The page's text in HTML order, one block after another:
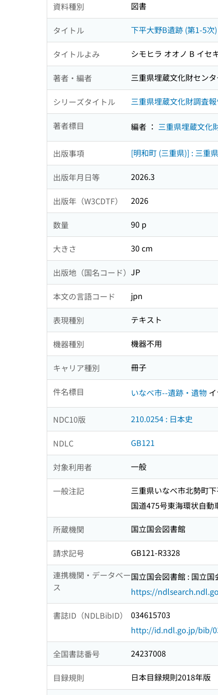
資料種別 図書
タイトル 下平大野B遺跡 (第1-5次
タイトルよみ シモヒラ オオノ B イセ
著者・編者 三重県埋蔵文化財セン
シリーズタイトル 三重県埋蔵文化財調査
著者標目 編者 ： 三重県埋蔵文化
出版事項 [明和町 (三重県)] : 三重
出版年月日等 2026.3
出版年（W3CDTF） 2026
数量 90 p
大きさ 30 cm
出版地（国名コード） JP
本文の言語コード jpn
表現種別 テキスト
機器種別 機器不用
キャリア種別 冊子
件名標目 いなべ市--遺跡・遺物
NDC10版 210.0254 : 日本史
NDLC GB121
対象利用者 一般
一般注記
三重県いなべ市北勢町
国道475号東海環状自動
所蔵機関 国立国会図書館
請求記号
GB121-R3328
連携機関・データベー
ス
国立国会図書館 : 国立
https://
書誌ID（NDLBibID）
034615703
http://id.ndl.go.jp/bib/
全国書誌番号 24237008
目録規則 日本目録規則2018年版